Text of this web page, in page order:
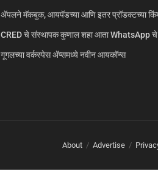
ॲपलने मॅकबुक, आयपॅडच्या आणि इतर प्रॉडक्टच्या
CRED चे संस्थापक कुणाल शहा आता WhatsApp
गूगलच्या वर्कस्पेस अ‍ॅप्समध्ये नवीन आयकॉन्स
About Advertise